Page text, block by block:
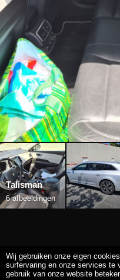
Talisman
6 afbeeldingen
Wij gebruiken onze eigen
surfervaring en onze services te
gebruik van onze website